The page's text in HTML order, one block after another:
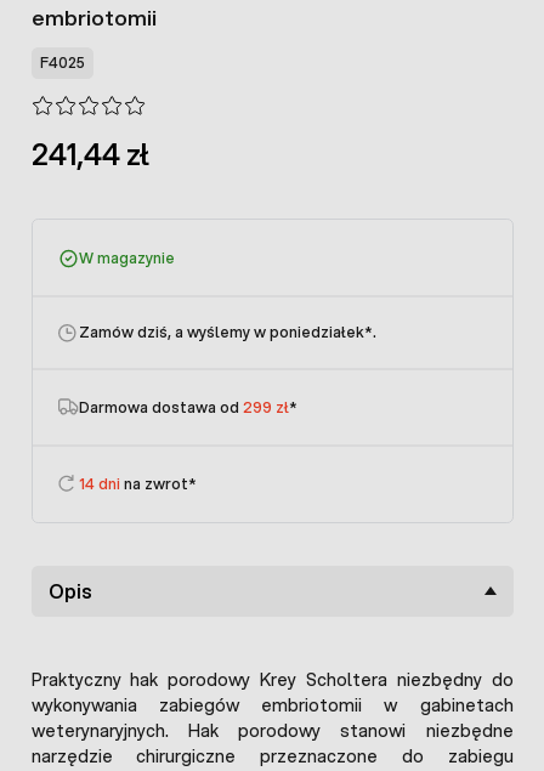
embriotomii
F4025
241,44 zł
W magazynie
Zamów dziś, a wyślemy w poniedziałek*.
Darmowa dostawa od 299 zł*
14 dni na zwrot*
Opis
Praktyczny hak porodowy Krey Scholtera niezbędny do
wykonywania zabiegów embriotomii w gabinetach
weterynaryjnych. Hak porodowy stanowi niezbędne
narzędzie chirurgiczne przeznaczone do zabiegu